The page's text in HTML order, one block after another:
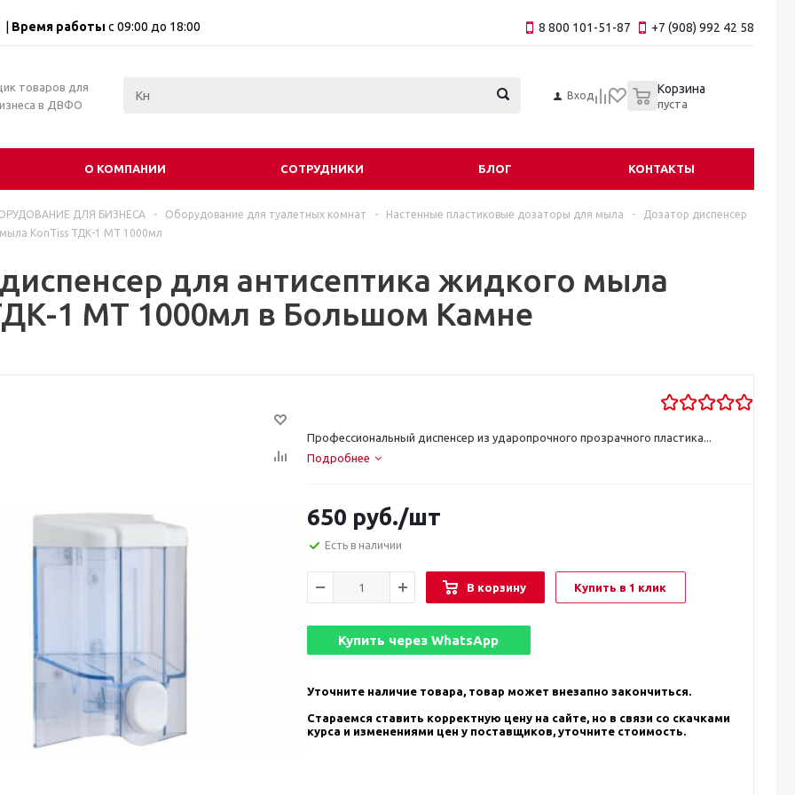
Время работы с 09:00 до 18:00 8 800 101-51-87 +7 (908) 992 42 58
товаров для
в ДВФО
Вход Корзина
пуста
О КОМПАНИИ СОТРУДНИКИ БЛОГ КОНТАКТЫ
ДЛЯ БИЗНЕСА - Оборудование для туалетных комнат - Настенные пластиковые дозаторы для мыла -
Дозатор диспенсер
KonTiss ТДК-1 МТ 1000мл
для антисептика жидкого мыла
1 МТ 1000мл в Большом Камне
Профессиональный диспенсер из ударопрочного прозрачного пластика...
Подробнее
650 руб./шт
Есть в наличии
В корзину Купить в 1 клик
Купить черезWhatsApp
Уточните наличие товара, товар может внезапно закончиться.
Стараемся ставить корректную цену на сайте, но в связи со скачками
курса и изменениями цен у поставщиков, уточните стоимость.